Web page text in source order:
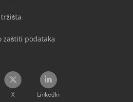
zaštiti podataka
X LinkedIn